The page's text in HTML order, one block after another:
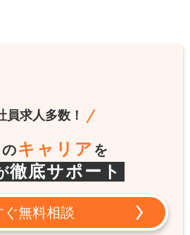
員求人多数！
キャリア を
徹底サポート
ぐ無料相談